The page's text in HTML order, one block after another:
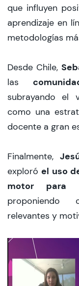
que influyen
aprendizaje en
metodologías
Desde Chile,
las
subrayando el
como una
docente a gran
Finalmente,
exploró el uso
motor para
proponiendo
relevantes y